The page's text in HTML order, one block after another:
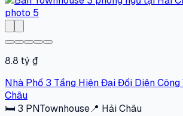
8.8 tỷ ₫
Nhà Phố 3 Tầng Hiện Đại Đối Diện Công
Châu
🛏 3 PNTownhouse📍 Hải Châu